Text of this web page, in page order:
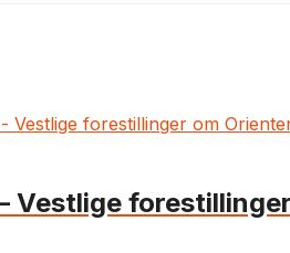
Vestlige